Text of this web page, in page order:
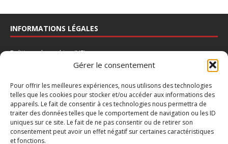
Gérer le consentement
Pour offrir les meilleures expériences, nous utilisons des technologies
telles que les cookies pour stocker et/ou accéder aux informations des
appareils. Le fait de consentir à ces technologies nous permettra de
traiter des données telles que le comportement de navigation ou les ID
uniques sur ce site. Le fait de ne pas consentir ou de retirer son
consentement peut avoir un effet négatif sur certaines caractéristiques
et fonctions.
INFORMATIONS LÉGALES
Politique de cookies (UE)
Déclaration de confidentialité
Avertissement
Mentions légales
Nous contacter
INSCRIPTION À LA NEWSLETTER